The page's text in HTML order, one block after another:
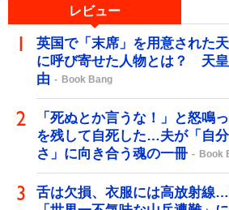
レビュー
英国で「末席」を用意された
に呼び寄せた人物とは？ 天
由
Book Bang
「死ぬとか言うな！」と怒鳴
を残して自死した…夫が「自
さ」に向き合う魂の一冊
Book
舌は欠損、衣服には高放射線